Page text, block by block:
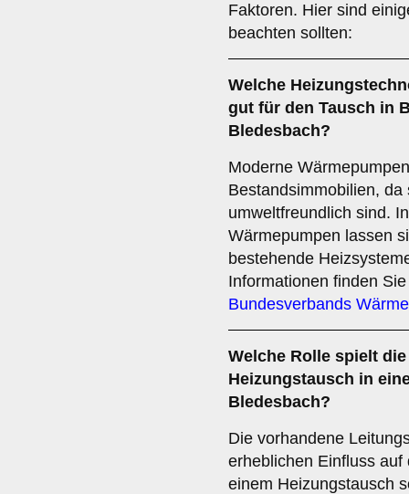
Faktoren. Hier sind
beachten sollten:
Welche
gut für den Tausch in
Bledesbach?
Moderne
Bestandsimmobilien,
umweltfreundlich sind.
Wärmepumpen lassen
bestehende
Informationen finden
Bundesverbands
Welche Rolle spielt
Heizungstausch in
Bledesbach?
Die vorhandene
erheblichen Einfluss
einem Heizungstausch